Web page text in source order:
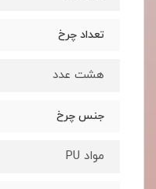
تعداد چرخ
هشت عدد
جنس چرخ
مواد PU